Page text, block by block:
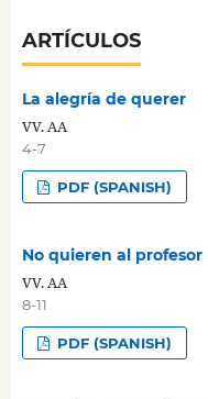
ARTÍCULOS
La alegría de querer
VV. AA
4-7
PDF (SPANISH)
No quieren al profesor
VV. AA
8-11
PDF (SPANISH)